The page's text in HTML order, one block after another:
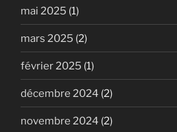
mai 2025 (1)
mars 2025 (2)
février 2025 (1)
décembre 2024 (2)
novembre 2024 (2)